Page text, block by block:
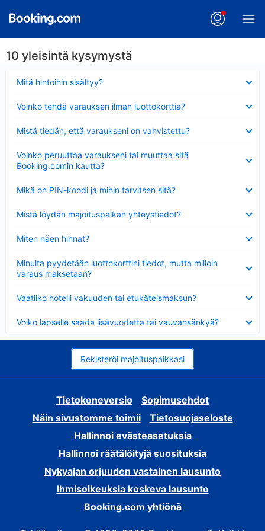
10 yleisintä kysymystä
Mitä hintoihin sisältyy?
Voinko tehdä varauksen ilman luottokorttia?
Mistä tiedän, että varaukseni on vahvistettu?
Voinko peruuttaa varaukseni tai muuttaa sitä
Booking.comin kautta?
Mikä on PIN-koodi ja mihin tarvitsen sitä?
Mistä löydän majoituspaikan yhteystiedot?
Miten näen hinnat?
Minulta pyydetään luottokorttini tiedot, mutta milloin
varaus maksetaan?
Vaatiiko hotelli vakuuden tai etukäteismaksun?
Voiko lapselle saada lisävuodetta tai vauvansänkyä?
Rekisteröi majoituspaikkasi
Tietokoneversio
Sopimusehdot
Näin sivustomme toimii
Tietosuojaseloste
Hallinnoi evästeasetuksia
Hallinnoi räätälöityjä suosituksia
Nykyajan orjuuden vastainen lausunto
Ihmisoikeuksia koskeva lausunto
Booking.com yhtiönä